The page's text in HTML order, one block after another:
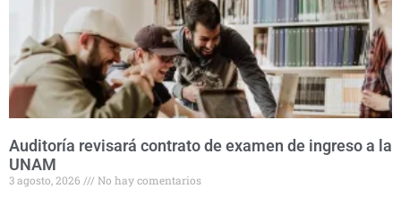
Auditoría revisará contrato de examen de ingreso a la
UNAM
3 agosto, 2026 No hay comentarios